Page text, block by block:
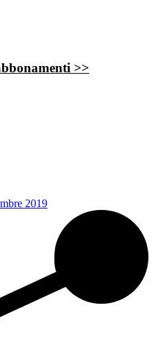
>>
2019